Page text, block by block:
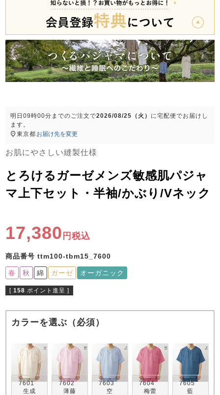
すべての季節のパジャマ一覧はこちら
ズボン単品
すべてのキッ
パジャマ
き
り
ボーイズ半袖
ガールズ
上着
単品
ガールズズボ
ン単品
明日09時00分 までのご注文で2026/08/25（火） に宅配便でお届けし
ます。
東京都 お届け先を変更
お肌にやさしい縫製仕様
とろけるガーゼメンズ敏感肌パジャ
マ上下セット・半袖/かぶり/Vネック
17,380 税込
商品番号 ttm100-tbm15_7600
春 秋 綿 ガーゼ オーガニック
[ 158 ポイント進呈 ]
カラーを選ぶ（必須）
7601
生成
7602
薄藤
7603
空
7604
梅蕾
7605
藍